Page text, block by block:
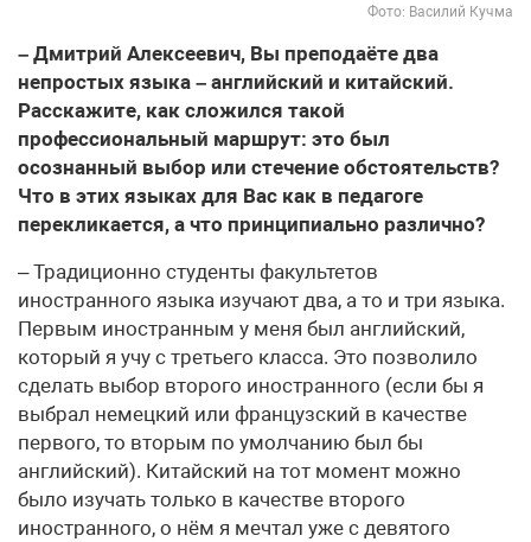
Фото: Василий Кучма
– Дмитрий Алексеевич, Вы преподаёте два
непростых языка – английский и китайский.
Расскажите, как сложился такой
профессиональный маршрут: это был
осознанный выбор или стечение обстоятельств?
Что в этих языках для Вас как в педагоге
перекликается, а что принципиально различно?
– Традиционно студенты факультетов
иностранного языка изучают два, а то и три языка.
Первым иностранным у меня был английский,
который я учу с третьего класса. Это позволило
сделать выбор второго иностранного (если бы я
выбрал немецкий или французский в качестве
первого, то вторым по умолчанию был бы
английский). Китайский на тот момент можно
было изучать только в качестве второго
иностранного, о нём я мечтал уже с девятого